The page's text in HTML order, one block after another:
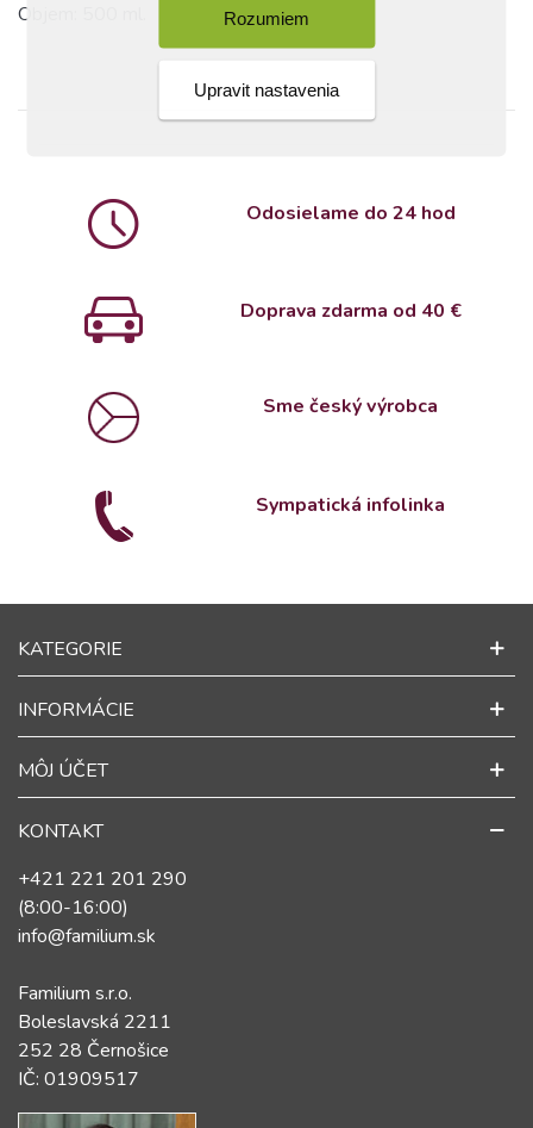
Rozumiem
Upravit nastavenia
Objem: 500 ml.
Odosielame do 24 hod
Doprava zdarma od 40 €
Sme český výrobca
Sympatická infolinka
KATEGORIE
INFORMÁCIE
MÔJ ÚČET
KONTAKT
+421 221 201 290
(8:00-16:00)
info@familium.sk
Familium s.r.o.
Boleslavská 2211
252 28 Černošice
IČ: 01909517